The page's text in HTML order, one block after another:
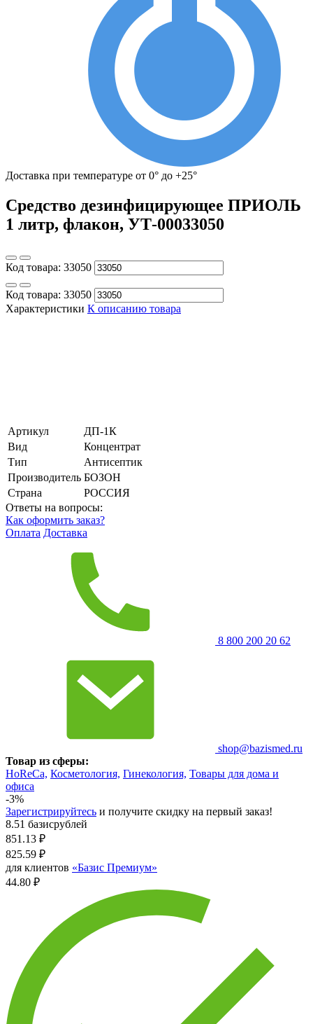
Доставка при температуре от 0° до +25°
Средство дезинфицирующее ПРИОЛЬ
1 литр, флакон, УТ-00033050
Код товара: 33050
Код товара: 33050
Характеристики К описанию товара
Артикул
ДП-1К
Вид
Концентрат
Тип
Антисептик
Производитель БОЗОН
Страна
РОССИЯ
Ответы на вопросы:
Как оформить заказ?
Оплата Доставка
8 800 200 20 62
shop@bazismed.ru
Товар из сферы:
HoReCa, Косметология, Гинекология, Товары для дома и
офиса
-3%
Зарегистрируйтесь и получите скидку на первый заказ!
8.51 базисрублей
851.13 ₽
825.59 ₽
для клиентов «Базис Премиум»
44.80 ₽